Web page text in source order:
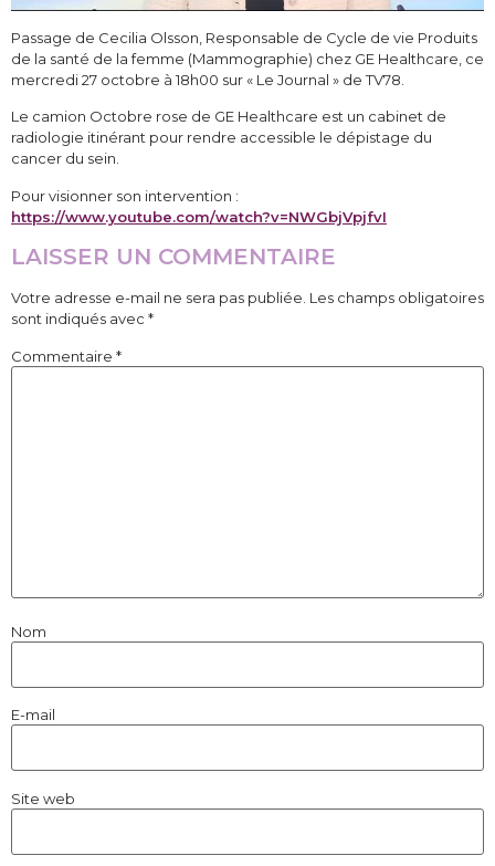
Passage de Cecilia Olsson, Responsable de Cycle de vie Produits
de la santé de la femme (Mammographie) chez GE Healthcare, ce
mercredi 27 octobre à 18h00 sur « Le Journal » de TV78.
Le camion Octobre rose de GE Healthcare est un cabinet de
radiologie itinérant pour rendre accessible le dépistage du
cancer du sein.
Pour visionner son intervention :
https://www.youtube.com/watch?v=NWGbjVpjfvI
LAISSER UN COMMENTAIRE
Votre adresse e-mail ne sera pas publiée. Les champs obligatoires
sont indiqués avec *
Commentaire *
Nom
E-mail
Site web